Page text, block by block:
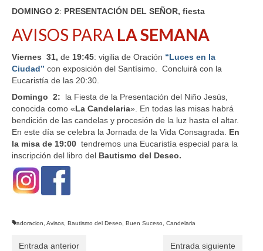
DOMINGO 2: PRESENTACIÓN DEL SEÑOR, fiesta
AVISOS PARA LA SEMANA
Viernes 31, de 19:45: vigilia de Oración “Luces en la
Ciudad” con exposición del Santísimo. Concluirá con la
Eucaristía de las 20:30.
Domingo 2:
la Fiesta de la Presentación del Niño Jesús,
conocida como «La Candelaria». En todas las misas habrá
bendición de las candelas y procesión de la luz hasta el altar.
En este día se celebra la Jornada de la Vida Consagrada. En
la misa de 19:00 tendremos una Eucaristía especial para la
inscripción del libro del Bautismo del Deseo.
adoracion Avisos Bautismo del Deseo Buen Suceso Candelaria
Entrada anterior Entrada siguiente